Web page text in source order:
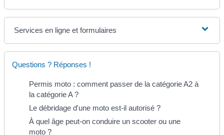
Services en ligne et formulaires
Questions ? Réponses !
Permis moto : comment passer de la catégorie A2 à
la catégorie A ?
Le débridage d'une moto est-il autorisé ?
À quel âge peut-on conduire un scooter ou une
moto ?